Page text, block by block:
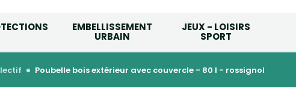
EMBELLISSEMENT
URBAIN
JEUX - LOISIRS
SPORT
poubelle bois extérieur avec couvercle - 80 l - rossignol